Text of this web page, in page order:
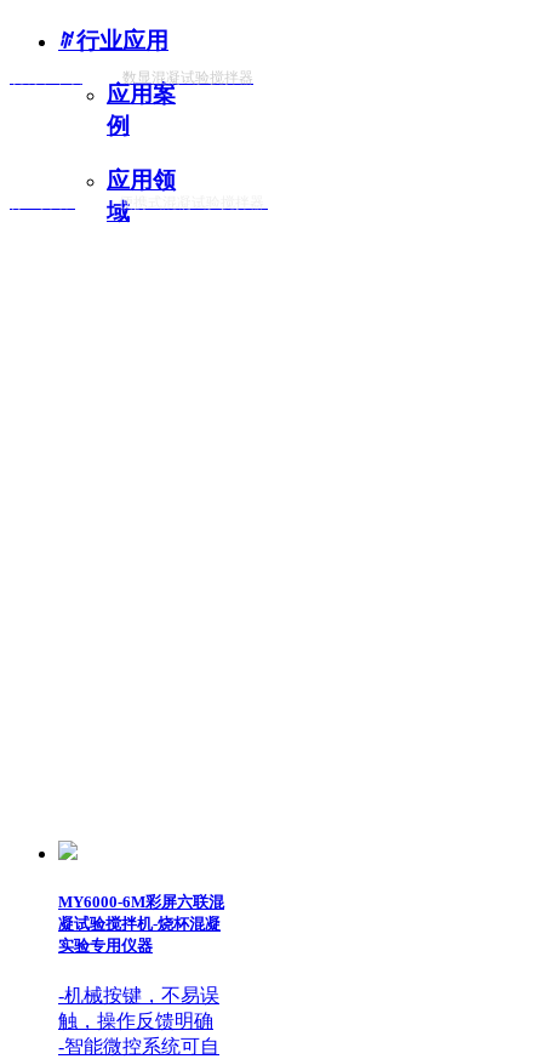
ꄶ 行业应用
应用案
例
应用领
域
MY6000-6M彩屏六联混
凝试验搅拌机-烧杯混凝
实验专用仪器
-机械按键，不易误
触，操作反馈明确
-智能微控系统可自
数显混凝试验搅拌器
便携式混凝试验搅拌器